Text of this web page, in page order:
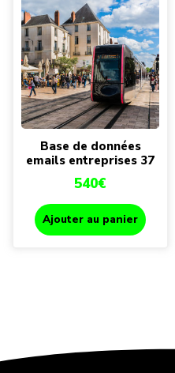
Base de données
emails entreprises 37
540€
Ajouter au panier